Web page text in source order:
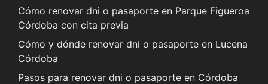
Cómo renovar dni o pasaporte en Parque Figueroa
Córdoba con cita previa
Cómo y dónde renovar dni o pasaporte en Lucena
Córdoba
Pasos para renovar dni o pasaporte en Córdoba